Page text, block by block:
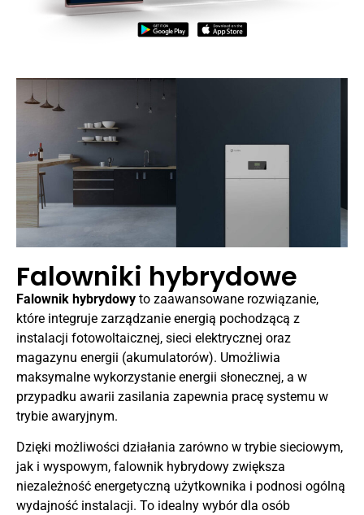
Falowniki hybrydowe
Falownik hybrydowy to zaawansowane rozwiązanie,
które integruje zarządzanie energią pochodzącą z
instalacji fotowoltaicznej, sieci elektrycznej oraz
magazynu energii (akumulatorów). Umożliwia
maksymalne wykorzystanie energii słonecznej, a w
przypadku awarii zasilania zapewnia pracę systemu w
trybie awaryjnym.
Dzięki możliwości działania zarówno w trybie sieciowym,
jak i wyspowym, falownik hybrydowy zwiększa
niezależność energetyczną użytkownika i podnosi ogólną
wydajność instalacji. To idealny wybór dla osób